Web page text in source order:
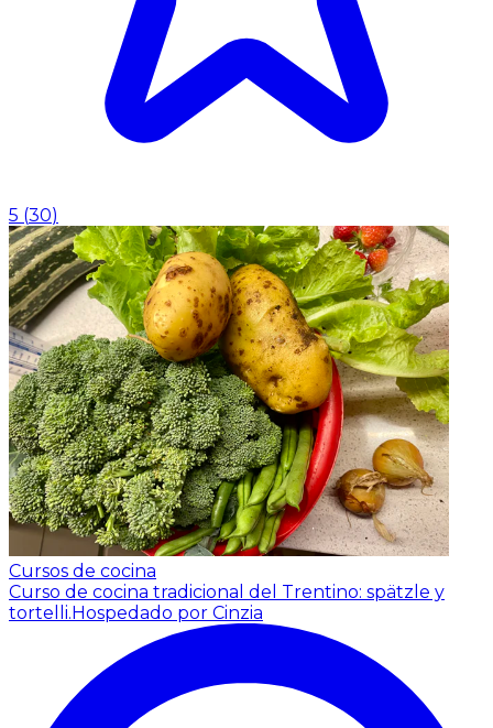
5 (30)
Cursos de cocina
Curso de cocina tradicional del Trentino: spätzle y
tortelli.Hospedado por Cinzia